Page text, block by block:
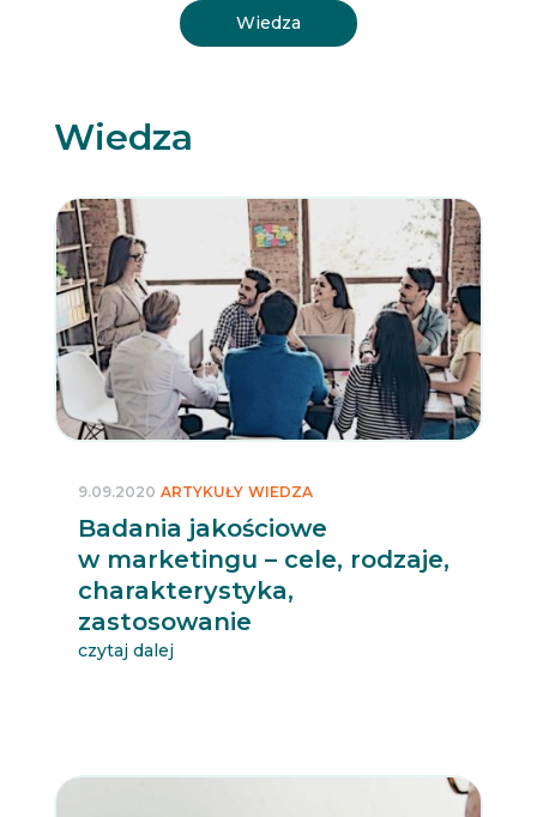
Wiedza
Wiedza
Badania jakościowe
w marketingu – cele, rodzaje,
charakterystyka,
zastosowanie
9.09.2020 ARTYKUŁY WIEDZA
czytaj dalej